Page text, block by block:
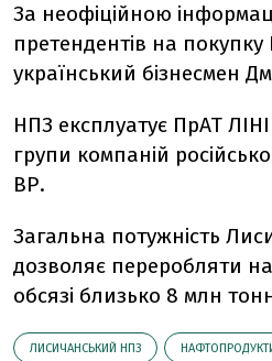
За неофіційною
претендентів на
український бізнесмен
НПЗ експлуатує ПрАТ
групи компаній
ВР.
Загальна потужність
дозволяє переробляти
обсязі близько 8 млн
ЛИСИЧАНСЬКИЙ НПЗ